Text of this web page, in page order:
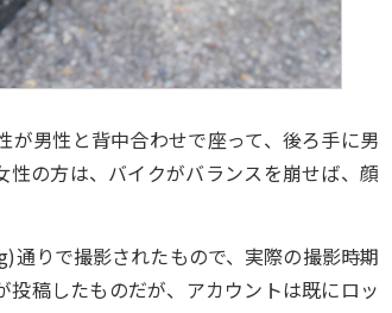
男性と背中合わせで座って、後ろ手に男
の方は、バイクがバランスを崩せば、顔
通りで撮影されたもので、実際の撮影時期
稿したものだが、アカウントは既にロッ